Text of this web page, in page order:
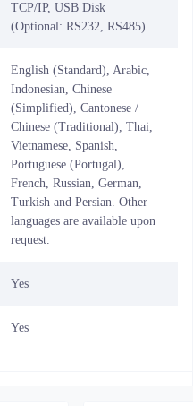
TCP/IP, USB Disk
(Optional: RS232, RS485)
English (Standard), Arabic,
Indonesian, Chinese
(Simplified), Cantonese /
Chinese (Traditional), Thai,
Vietnamese, Spanish,
Portuguese (Portugal),
French, Russian, German,
Turkish and Persian. Other
languages are available upon
request.
Yes
Yes